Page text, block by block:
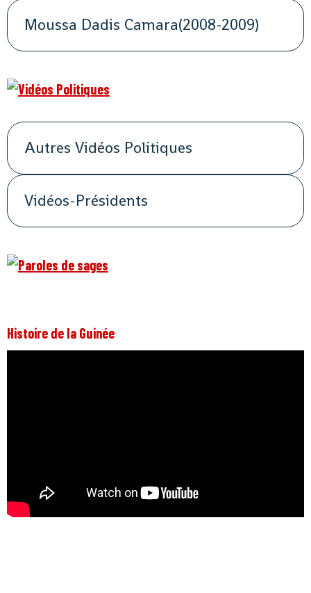
Moussa Dadis Camara(2008-2009)
Autres Vidéos Politiques
Vidéos-Présidents
Histoire de la Guinée